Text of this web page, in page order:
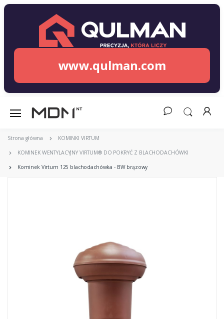
www.qulman.com
Strona główna KOMINKI VIRTUM
KOMINEK WENTYLACYJNY VIRTUM® DO POKRYĆ Z BLACHODACHÓWKI
Kominek Virtum 125 blachodachówka - BW brązowy